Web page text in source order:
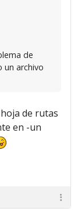
de
archivo
de rutas
en -un